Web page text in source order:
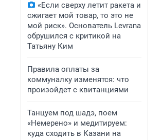
«Если сверху летит ракета и
сжигает мой товар, то это не
мой риск». Основатель Levrana
обрушился с критикой на
Татьяну Ким
Правила оплаты за
коммуналку изменятся: что
произойдет с квитанциями
Танцуем под шадэ, поем
«Немерено» и медитируем:
куда сходить в Казани на